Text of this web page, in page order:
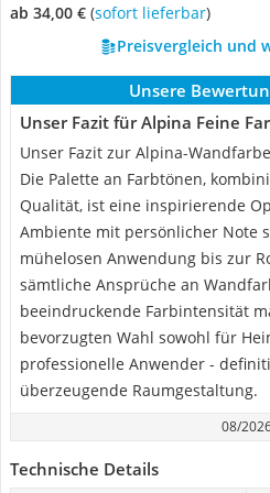
ab 34,00 € ( Sofort lieferbar)
Preisvergleich und
Unsere
Unser Fazit für Alpina Feine
Unser Fazit zur Alpina-
Die Palette an Farbtönen,
Qualität, ist eine inspirierende
Ambiente mit persönlicher Note
mühelosen Anwendung bis zur
sämtliche Ansprüche an
beeindruckende Farbintensität
bevorzugten Wahl sowohl für
professionelle Anwender -
überzeugende Raumgestaltung.
08/
Technische Details